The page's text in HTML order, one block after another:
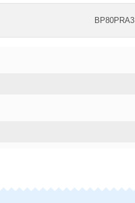
BP80PRA3